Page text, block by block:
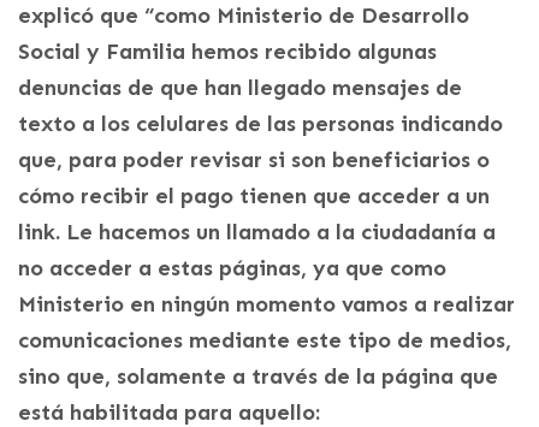
explicó que “como Ministerio de Desarrollo
Social y Familia hemos recibido algunas
denuncias de que han llegado mensajes de
texto a los celulares de las personas indicando
que, para poder revisar si son beneficiarios o
cómo recibir el pago tienen que acceder a un
link. Le hacemos un llamado a la ciudadanía a
no acceder a estas páginas, ya que como
Ministerio en ningún momento vamos a realizar
comunicaciones mediante este tipo de medios,
sino que, solamente a través de la página que
está habilitada para aquello: